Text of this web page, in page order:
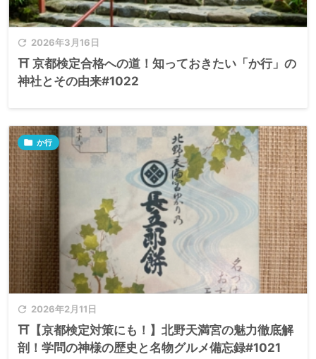
 2026年3月16日
⛩️ 京都検定合格への道！知っておきたい「か行」の
神社とその由来#1022
 2026年2月11日
 か行
⛩️【京都検定対策にも！】北野天満宮の魅力徹底解
剖！学問の神様の歴史と名物グルメ備忘録#1021